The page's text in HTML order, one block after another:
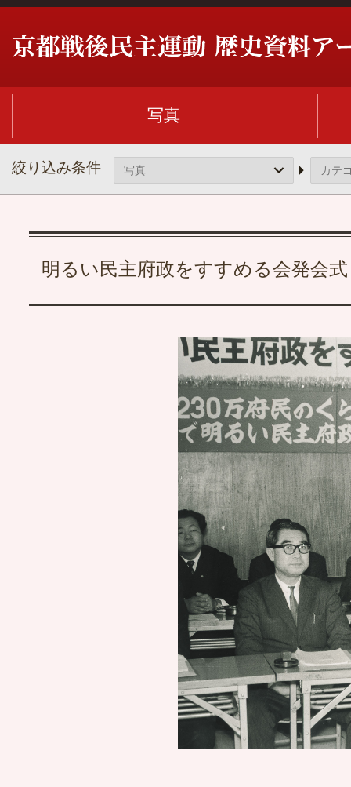
写真
絞り込み条件
明るい民主府政をすすめる会発会式